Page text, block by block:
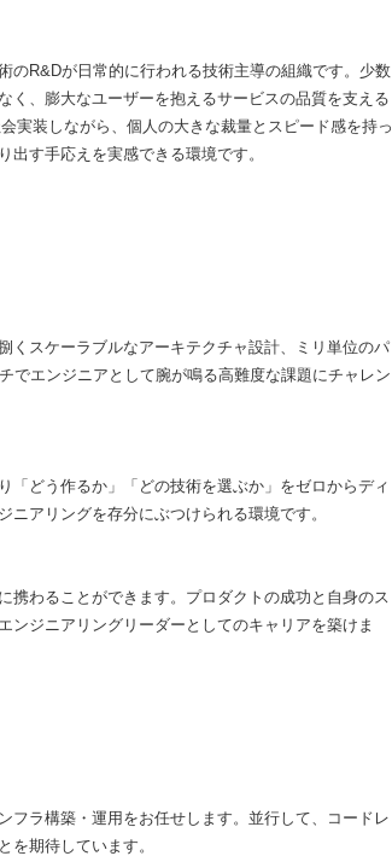
のR&Dが日常的に行われる技術主導の組織です。少数
く、膨大なユーザーを抱えるサービスの品質を支える
実装しながら、個人の大きな裁量とスピード感を持っ
す手応えを実感できる環境です。
くスケーラブルなアーキテクチャ設計、ミリ単位のパ
でエンジニアとして腕が鳴る高難度な課題にチャレン
「どう作るか」「どの技術を選ぶか」をゼロからディ
アリングを存分にぶつけられる環境です。
携わることができます。プロダクトの成功と自身のス
ンジニアリングリーダーとしてのキャリアを築けま
フラ構築・運用をお任せします。並行して、コードレ
を期待しています。